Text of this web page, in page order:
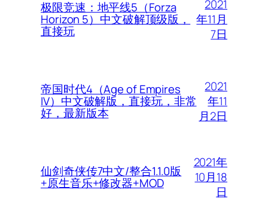
极限竞速：地平线5（Forza
Horizon 5）中文破解顶级版，
直接玩
2021
年11月
7日
帝国时代4（Age of Empires
IV）中文破解版，直接玩，非常
好，最新版本
2021
年11
月2日
仙剑奇侠传7中文/整合1.1.0版
+原生音乐+修改器+MOD
2021年
10月18
日